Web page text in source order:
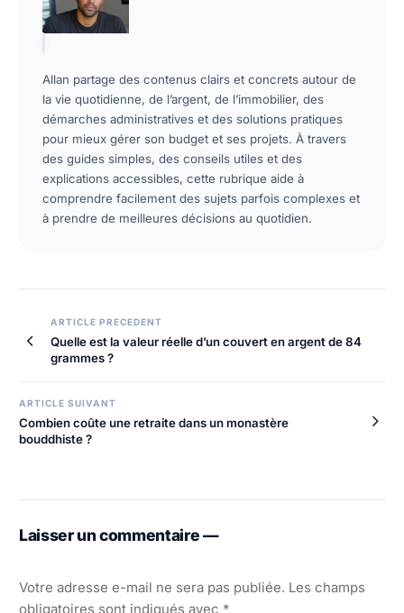
Allan partage des contenus clairs et concrets autour de
la vie quotidienne, de l’argent, de l’immobilier, des
démarches administratives et des solutions pratiques
pour mieux gérer son budget et ses projets. À travers
des guides simples, des conseils utiles et des
explications accessibles, cette rubrique aide à
comprendre facilement des sujets parfois complexes et
à prendre de meilleures décisions au quotidien.
Navigation
de
l’article
ARTICLE PRECEDENT
Quelle est la valeur réelle d’un couvert en argent de 84
grammes ?
ARTICLE SUIVANT
Combien coûte une retraite dans un monastère
bouddhiste ?
Laisser un commentaire —
Votre adresse e-mail ne sera pas publiée. Les champs
obligatoires sont indiqués avec *